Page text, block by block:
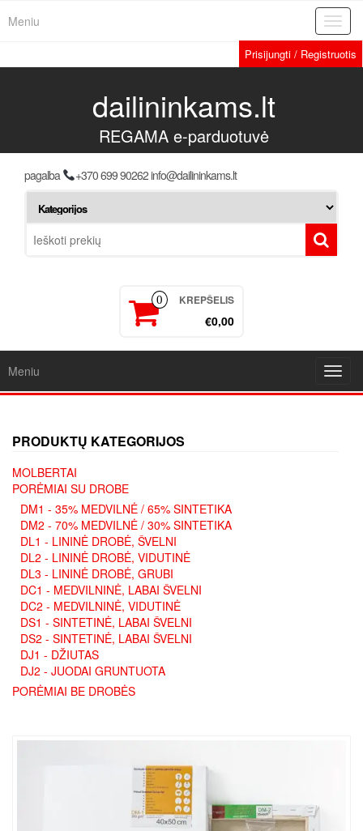
Meniu
Prisijungti / Registruotis
dailininkams.lt
REGAMA e-parduotuvė
pagalba +370 699 90262 info@dailininkams.lt
0 KREPŠELIS
€0,00
Meniu
PRODUKTŲ KATEGORIJOS
MOLBERTAI
PORĖMIAI SU DROBE
DM1 - 35% MEDVILNĖ / 65% SINTETIKA
DM2 - 70% MEDVILNĖ / 30% SINTETIKA
DL1 - LININĖ DROBĖ, ŠVELNI
DL2 - LININĖ DROBĖ, VIDUTINĖ
DL3 - LININĖ DROBĖ, GRUBI
DC1 - MEDVILNINĖ, LABAI ŠVELNI
DC2 - MEDVILNINĖ, VIDUTINĖ
DS1 - SINTETINĖ, LABAI ŠVELNI
DS2 - SINTETINĖ, LABAI ŠVELNI
DJ1 - DŽIUTAS
DJ2 - JUODAI GRUNTUOTA
PORĖMIAI BE DROBĖS